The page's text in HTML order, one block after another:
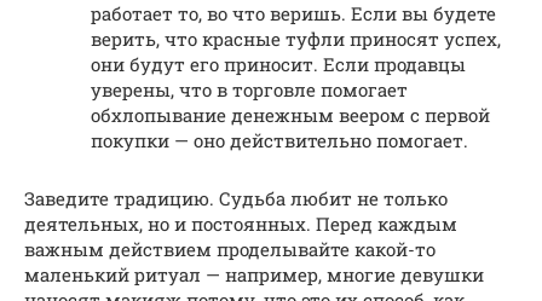
работает то, во что веришь. Если вы будете
верить, что красные туфли приносят успех,
они будут его приносит. Если продавцы
уверены, что в торговле помогает
обхлопывание денежным веером с первой
покупки — оно действительно помогает.
Заведите традицию. Судьба любит не только
деятельных, но и постоянных. Перед каждым
важным действием проделывайте какой-то
маленький ритуал — например, многие девушки